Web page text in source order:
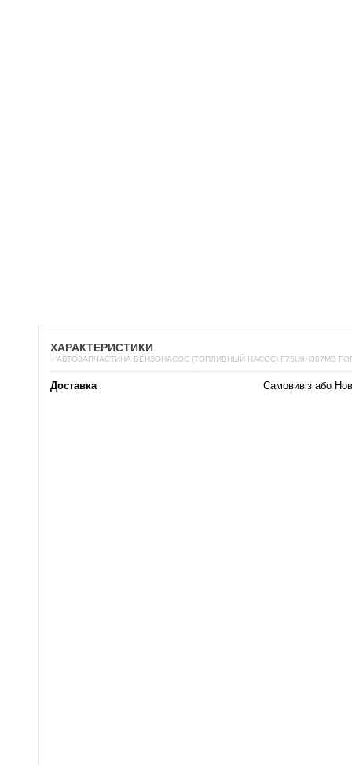
ХАРАКТЕРИСТИКИ
✅АВТОЗАПЧАСТИНА БЕНЗОНАСОС (ТОПЛИВНЫЙ НАСОС) F75U9H307MB
Доставка Самовивіз або